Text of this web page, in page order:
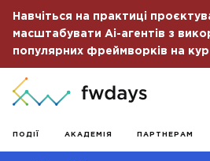
Навчіться на практиці
масштабувати Ai-агентів з
популярних фреймворків на
ПОДІЇ АКАДЕМІЯ ПАРТНЕРАМ